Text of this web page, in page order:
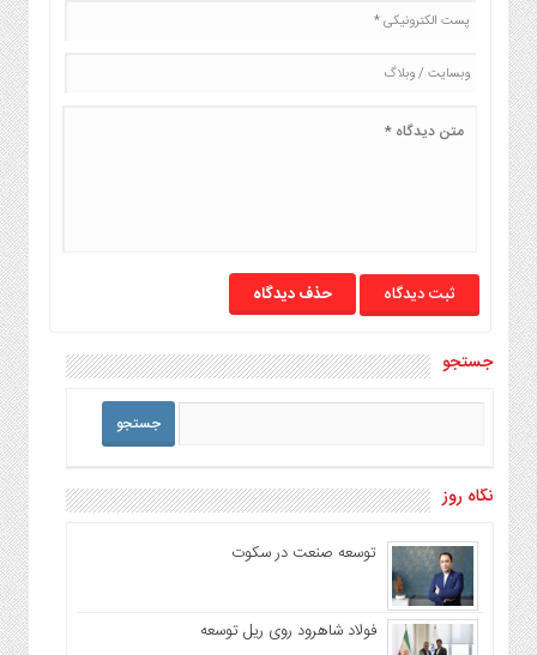
حذف دیدگاه
جستجو
نگاه روز
توسعه صنعت در سکوت
فولاد شاهرود روی ریل توسعه